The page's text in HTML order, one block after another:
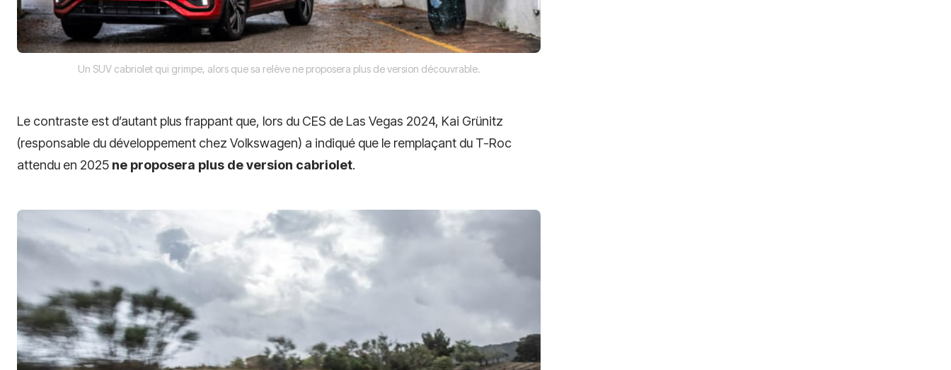
Un SUV cabriolet qui grimpe, alors que sa relève ne proposera plus de version découvrable.
Le contraste est d’autant plus frappant que, lors du CES de Las Vegas 2024, Kai Grünitz
(responsable du développement chez Volkswagen) a indiqué que le remplaçant du T-Roc
attendu en 2025 ne proposera plus de version cabriolet.